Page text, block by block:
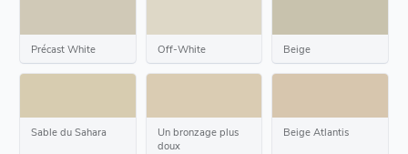
Précast White Off-White Beige
Sable du Sahara
Un bronzage plus
doux
Beige Atlantis